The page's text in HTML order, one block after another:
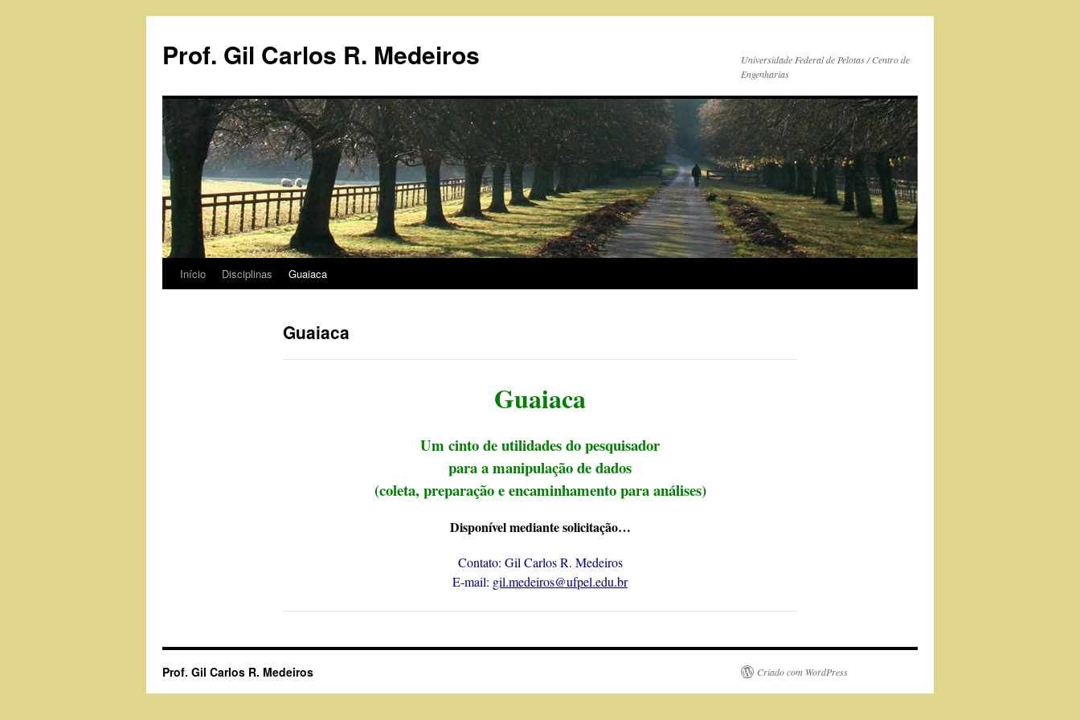
conteúdo
Prof. Gil Carlos R. Medeiros
Universidade Federal de Pelotas / Centro de
Engenharias
Início Disciplinas Guaiaca
Guaiaca
Guaiaca
Um cinto de utilidades do pesquisador
para a manipulação de dados
(coleta, preparação e encaminhamento para análises)
Disponível mediante solicitação…
Contato: Gil Carlos R. Medeiros
E-mail: gil.medeiros@ufpel.edu.br
Prof. Gil Carlos R. Medeiros Criado com WordPress